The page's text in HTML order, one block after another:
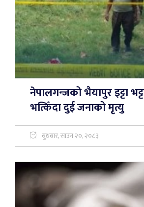
नेपालगन्जको भैयापुर इट्टा
भत्किँदा दुई जनाको मृत्यु
बुधबार, साउन २०, २०८३